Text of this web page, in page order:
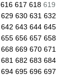
616 617 618 619
629 630 631 632
642 643 644 645
655 656 657 658
668 669 670 671
681 682 683 684
694 695 696 697